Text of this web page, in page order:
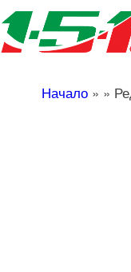
Начало » »